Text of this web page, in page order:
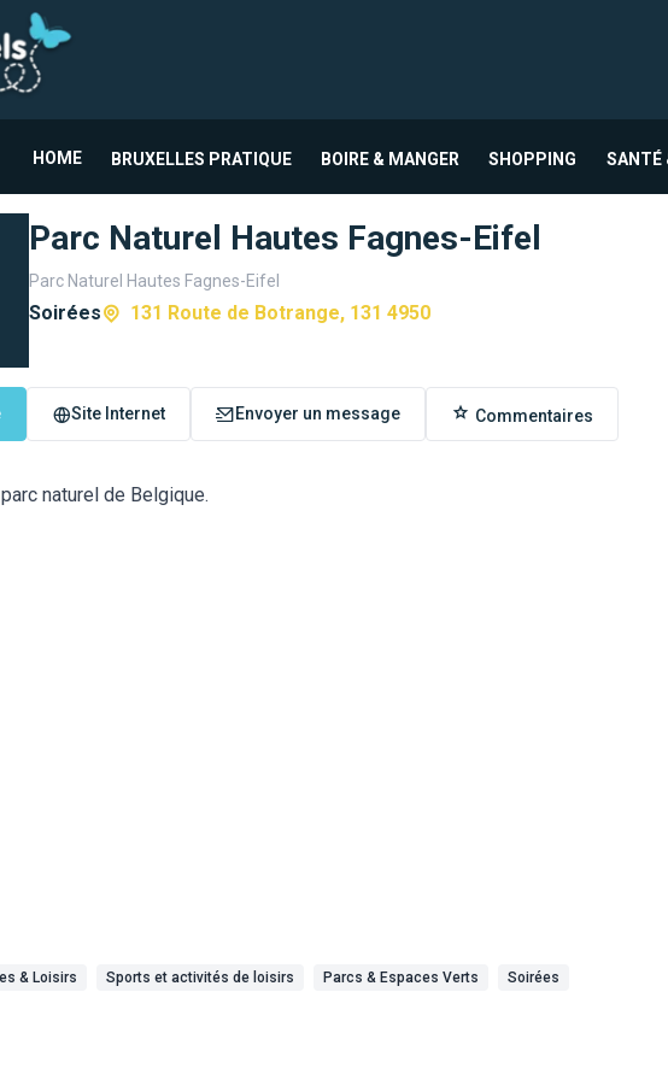
HOME BRUXELLES PRATIQUE BOIRE & MANGER SHOPPING SANTÉ
Parc Naturel Hautes Fagnes-Eifel
Parc Naturel Hautes Fagnes-Eifel
Soirées 131 Route de Botrange, 131 4950
Site Internet Envoyer un message Commentaires
naturel de Belgique.
& Loisirs Sports et activités de loisirs Parcs & Espaces Verts Soirées